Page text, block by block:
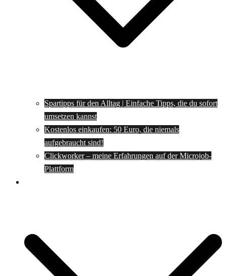
Spartipps für den Alltag | Einfache Tipps, die du sofort
umsetzen kannst
Kostenlos einkaufen: 50 Euro, die niemals
aufgebraucht sind!
Clickworker – meine Erfahrungen auf der Microjob-
Plattform